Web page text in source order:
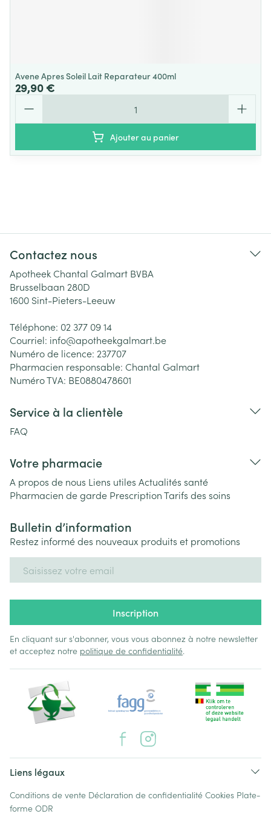
Avene Apres Soleil Lait Reparateur 400ml
29,90 €
Ajouter au panier
Contactez nous
Apotheek Chantal Galmart BVBA
Brusselbaan 280D
1600 Sint-Pieters-Leeuw
Téléphone: 02 377 09 14
Courriel: info@apotheekgalmart.be
Numéro de licence: 237707
Pharmacien responsable: Chantal Galmart
Numéro TVA: BE0880478601
Service à la clientèle
FAQ
Votre pharmacie
A propos de nous Liens utiles Actualités santé
Pharmacien de garde PrescriptionTarifs des soins
Bulletin d’information
Restez informé des nouveaux produits et promotions
Inscription
En cliquant sur s'abonner, vous vous abonnez à notre newsletter
et acceptez notre politique de confidentialité.
Liens légaux
Conditions de vente Déclaration de confidentialité Cookies Plate-
forme ODR